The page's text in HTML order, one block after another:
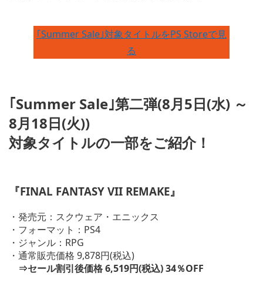
｢Summer Sale｣対象タイトルをPS Storeで見
る
｢Summer Sale｣第二弾(8月5日(水) ～
8月18日(火))
対象タイトルの一部をご紹介！
『FINAL FANTASY VII REMAKE』
・発売元：スクウェア・エニックス
・フォーマット：PS4
・ジャンル：RPG
・通常販売価格 9,878円(税込)
⇒セール割引後価格 6,519円(税込) 34％OFF